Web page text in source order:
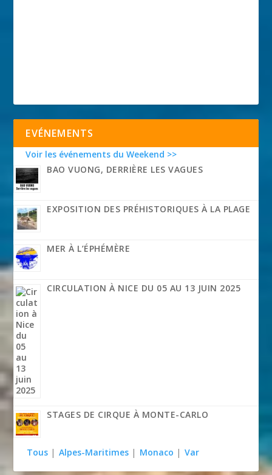
EVÉNEMENTS
Voir les événements du Weekend >>
BAO VUONG, DERRIÈRE LES VAGUES
EXPOSITION DES PRÉHISTORIQUES À LA PLAGE
MER À L’ÉPHÉMÈRE
CIRCULATION À NICE DU 05 AU 13 JUIN 2025
STAGES DE CIRQUE À MONTE-CARLO
Tous | Alpes-Maritimes | Monaco | Var